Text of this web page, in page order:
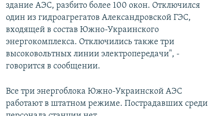
здание АЭС, разбито более 100 окон. Отключился
один из гидроагрегатов Александровской ГЭС,
входящей в состав Южно-Украинского
энергокомплекса. Отключились также три
высоковольтных линии электропередачи", -
говорится в сообщении.
Все три энергоблока Южно-Украинской АЭС
работают в штатном режиме. Пострадавших среди